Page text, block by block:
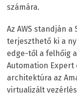
számára.
Az AWS standján
terjeszthető ki a
edge-től a felhőig
Automation Expert
architektúra az
virtualizált